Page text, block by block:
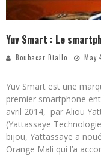
Yuv Smart : Le
Boubacar Diallo May
Yuv Smart est une
premier smartphone
avril 2014, par Aliou
(Yattassaye
bijou, Yattassaye a
Orange Mali qui l’a